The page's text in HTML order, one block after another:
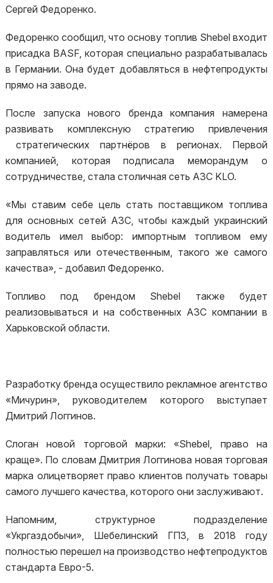
Сергей Федоренко.
Федоренко сообщил, что основу топлив Shebel входит
присадка BASF, которая специально разрабатывалась
в Германии. Она будет добавляться в нефтепродукты
прямо на заводе.
После запуска нового бренда компания намерена
развивать комплексную стратегию привлечения
стратегических партнёров в регионах. Первой
компанией, которая подписала меморандум о
сотрудничестве, стала столичная сеть АЗС KLO.
«Мы ставим себе цель стать поставщиком топлива
для основных сетей АЗС, чтобы каждый украинский
водитель имел выбор: импортным топливом ему
заправляться или отечественным, такого же самого
качества», - добавил Федоренко.
Топливо под брендом Shebel также будет
реализовываться и на собственных АЗС компании в
Харьковской области.
Разработку бренда осуществило рекламное агентство
«Мичурин», руководителем которого выступает
Дмитрий Логгинов.
Слоган новой торговой марки: «Shebel, право на
краще». По словам Дмитрия Логгинова новая торговая
марка олицетворяет право клиентов получать товары
самого лучшего качества, которого они заслуживают.
Напомним, структурное подразделение
«Укргаздобычи», Шебелинский ГПЗ, в 2018 году
полностью перешел на производство нефтепродуктов
стандарта Евро-5.